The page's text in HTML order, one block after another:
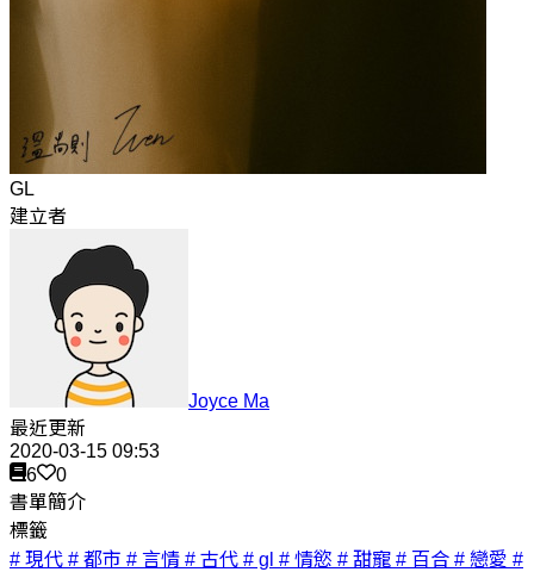
GL
建立者
Joyce Ma
最近更新
2020-03-15 09:53
6
0
書單簡介
標籤
# 現代 # 都市 # 言情 # 古代 # gl # 情慾 # 甜寵 # 百合 # 戀愛 #